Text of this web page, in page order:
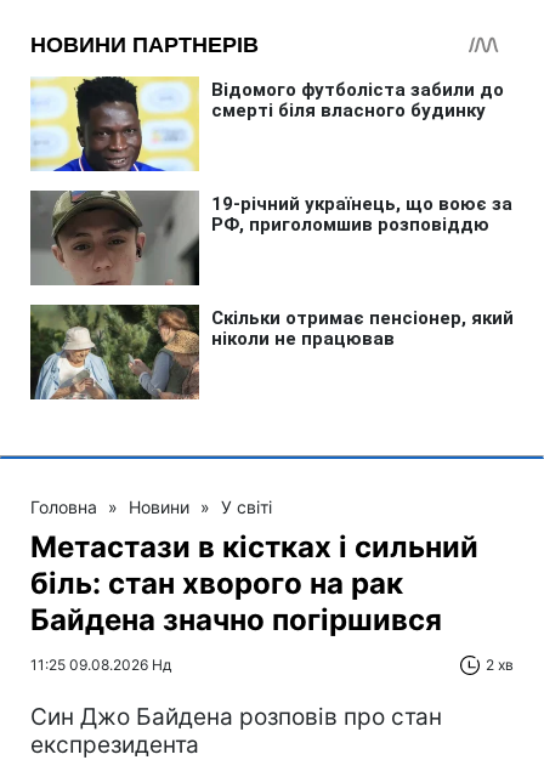
Головна » Новини » У світі
Метастази в кістках і сильний
біль: стан хворого на рак
Байдена значно погіршився
11:25 09.08.2026 Нд 2 хв
Син Джо Байдена розповів про стан
експрезидента